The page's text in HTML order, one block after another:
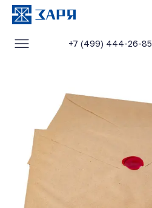
+7 (499) 444-26-85
О компании
Отзывы
Контакты